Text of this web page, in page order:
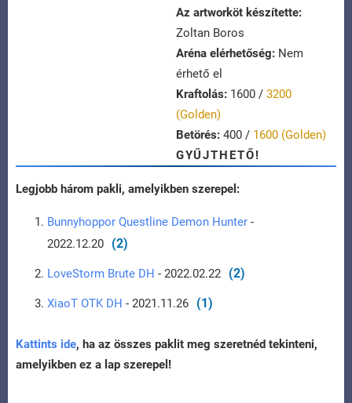
Az artworköt készítette:
Zoltan Boros
Aréna elérhetőség: Nem
érhető el
Kraftolás: 1600 / 3200
(Golden)
Betörés: 400 / 1600 (Golden)
GYŰJTHETŐ!
Legjobb három pakli, amelyikben szerepel:
Bunnyhoppor Questline Demon Hunter -
2022.12.20
(2)
LoveStorm Brute DH - 2022.02.22 (2)
XiaoT OTK DH - 2021.11.26 (1)
Kattints ide, ha az összes paklit meg szeretnéd tekinteni,
amelyikben ez a lap szerepel!